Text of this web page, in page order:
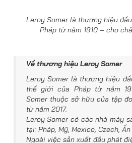
Leroy Somer là thương hiệu
Pháp từ năm 1910 – cho
Về thương hiệu Leroy Somer
Leroy Somer là thương hiệu
thế giới của Pháp từ năm
Somer thuộc sở hữu của tập
từ năm 2017.
Leroy Somer có các nhà máy
tại: Pháp, Mỹ, Mexico, Czech,
Ngoài việc sản xuất đầu phát